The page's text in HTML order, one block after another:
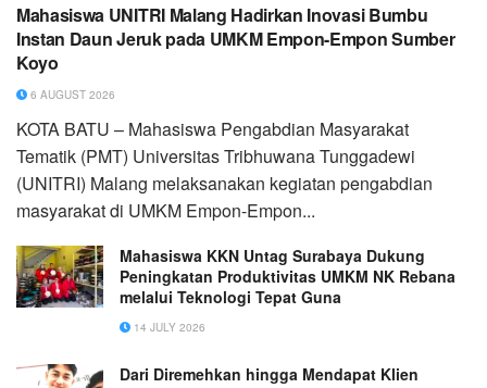
Mahasiswa UNITRI Malang Hadirkan Inovasi Bumbu
Instan Daun Jeruk pada UMKM Empon-Empon Sumber
Koyo
6 AUGUST 2026
KOTA BATU – Mahasiswa Pengabdian Masyarakat
Tematik (PMT) Universitas Tribhuwana Tunggadewi
(UNITRI) Malang melaksanakan kegiatan pengabdian
masyarakat di UMKM Empon-Empon...
Mahasiswa KKN Untag Surabaya Dukung
Peningkatan Produktivitas UMKM NK Rebana
melalui Teknologi Tepat Guna
14 JULY 2026
Dari Diremehkan hingga Mendapat Klien